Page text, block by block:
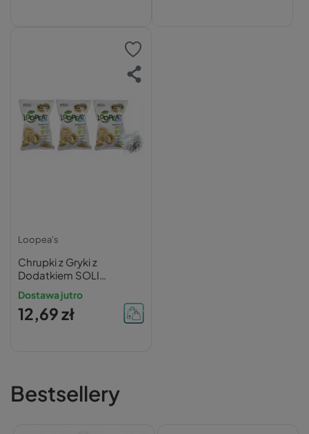
Loopea's
Chrupki z Gryki z
Dodatkiem SOLI
MORSKIEJ Loopea's 42g
x3
Dostawa jutro
12,69 zł
Bestsellery